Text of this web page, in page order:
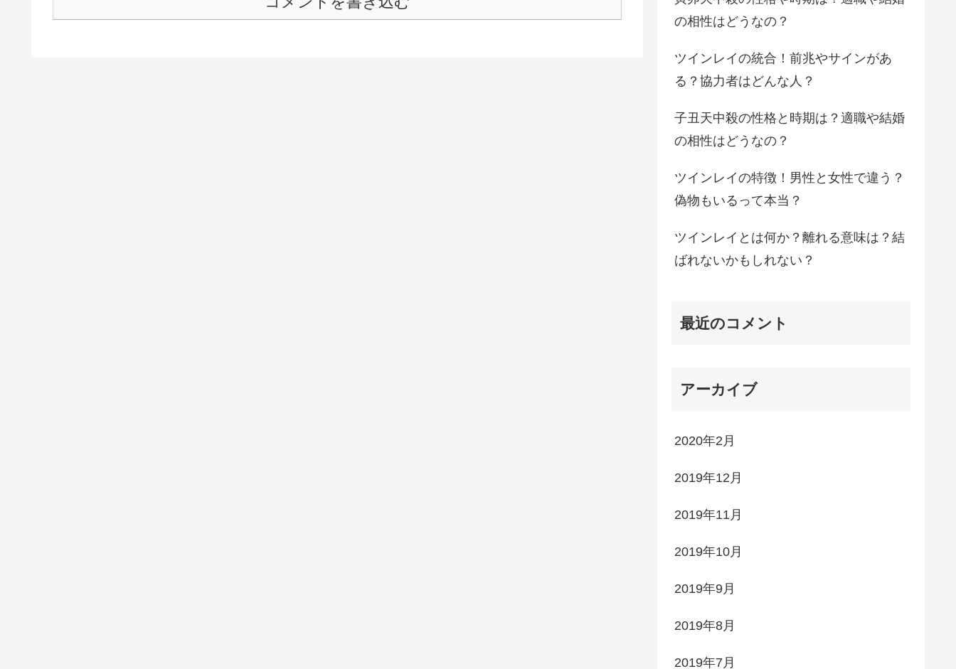
の相性はどうなの？
ツインレイの統合！前兆やサインがあ
る？協力者はどんな人？
子丑天中殺の性格と時期は？適職や結婚
の相性はどうなの？
ツインレイの特徴！男性と女性で違う？
偽物もいるって本当？
ツインレイとは何か？離れる意味は？結
ばれないかもしれない？
最近のコメント
アーカイブ
2020年2月
2019年12月
2019年11月
2019年10月
2019年9月
2019年8月
2019年7月